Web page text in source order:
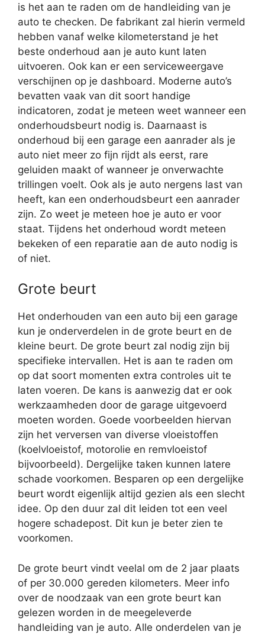
is het aan te raden om de handleiding van je
auto te checken. De fabrikant zal hierin vermeld
hebben vanaf welke kilometerstand je het
beste onderhoud aan je auto kunt laten
uitvoeren. Ook kan er een serviceweergave
verschijnen op je dashboard. Moderne auto’s
bevatten vaak van dit soort handige
indicatoren, zodat je meteen weet wanneer een
onderhoudsbeurt nodig is. Daarnaast is
onderhoud bij een garage een aanrader als je
auto niet meer zo fijn rijdt als eerst, rare
geluiden maakt of wanneer je onverwachte
trillingen voelt. Ook als je auto nergens last van
heeft, kan een onderhoudsbeurt een aanrader
zijn. Zo weet je meteen hoe je auto er voor
staat. Tijdens het onderhoud wordt meteen
bekeken of een reparatie aan de auto nodig is
of niet.
Grote beurt
Het onderhouden van een auto bij een garage
kun je onderverdelen in de grote beurt en de
kleine beurt. De grote beurt zal nodig zijn bij
specifieke intervallen. Het is aan te raden om
op dat soort momenten extra controles uit te
laten voeren. De kans is aanwezig dat er ook
werkzaamheden door de garage uitgevoerd
moeten worden. Goede voorbeelden hiervan
zijn het verversen van diverse vloeistoffen
(koelvloeistof, motorolie en remvloeistof
bijvoorbeeld). Dergelijke taken kunnen latere
schade voorkomen. Besparen op een dergelijke
beurt wordt eigenlijk altijd gezien als een slecht
idee. Op den duur zal dit leiden tot een veel
hogere schadepost. Dit kun je beter zien te
voorkomen.
De grote beurt vindt veelal om de 2 jaar plaats
of per 30.000 gereden kilometers. Meer info
over de noodzaak van een grote beurt kan
gelezen worden in de meegeleverde
handleiding van je auto. Alle onderdelen van je